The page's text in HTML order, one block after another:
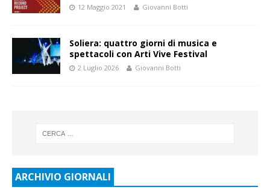
12 Maggio 2021 Giovanni Botti
Soliera: quattro giorni di musica e
spettacoli con Arti Vive Festival
2 Luglio 2026 Giovanni Botti
ARCHIVIO GIORNALI